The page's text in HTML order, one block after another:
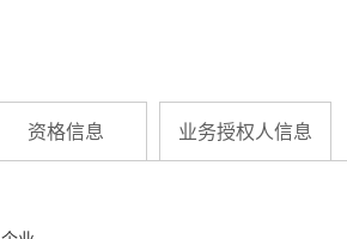
资格信息 业务授权人信息